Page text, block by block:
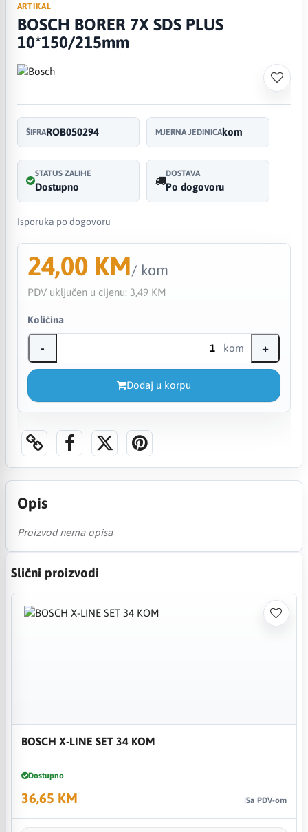
ARTIKAL
BOSCH BORER 7X SDS PLUS
10*150/215mm
ŠIFRAROB050294 MJERNA JEDINICAkom
STATUS ZALIHE
Dostupno
DOSTAVA
Po dogovoru
Isporuka po dogovoru
24,00 KM/ kom
PDV uključen u cijenu: 3,49 KM
Količina
- kom +
Dodaj u korpu
Opis
Proizvod nema opisa
Slični proizvodi
BOSCH X-LINE SET 34 KOM
Dostupno
36,65 KM Sa PDV-om